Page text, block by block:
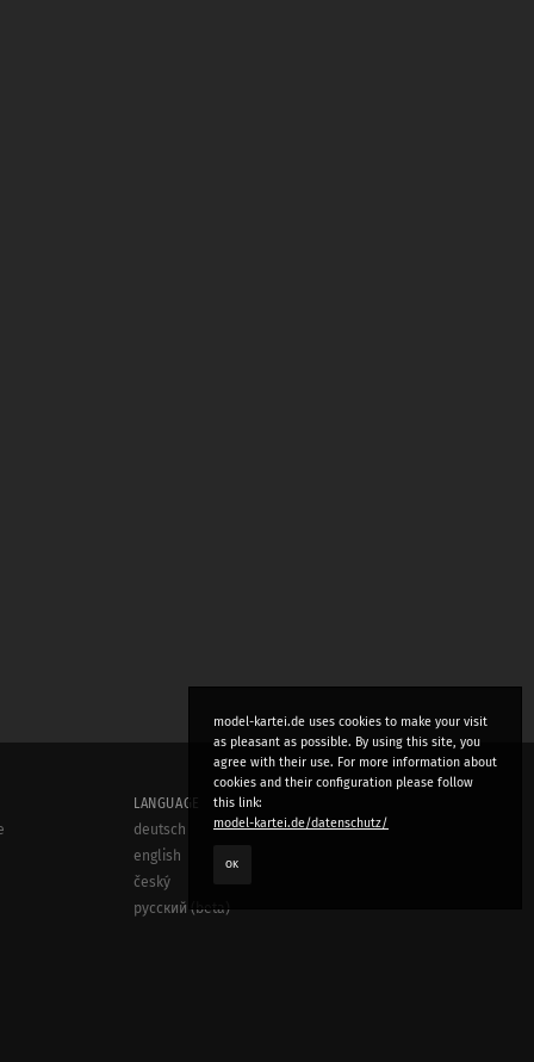
model-kartei.de uses cookies to make your visit
as pleasant as possible. By using this site, you
agree with their use. For more information about
cookies and their configuration please follow
this link:
model-kartei.de/datenschutz/
OK
LANGUAGE
deutsch
english
český
русский (beta)